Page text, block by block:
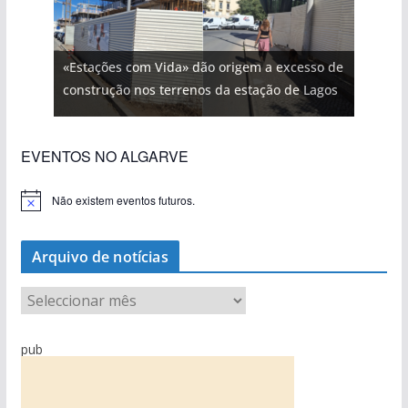
«Estações com Vida» dão origem a excesso de
construção nos terrenos da estação de Lagos
EVENTOS NO ALGARVE
Não existem eventos futuros.
Arquivo de notícias
r
q
pub